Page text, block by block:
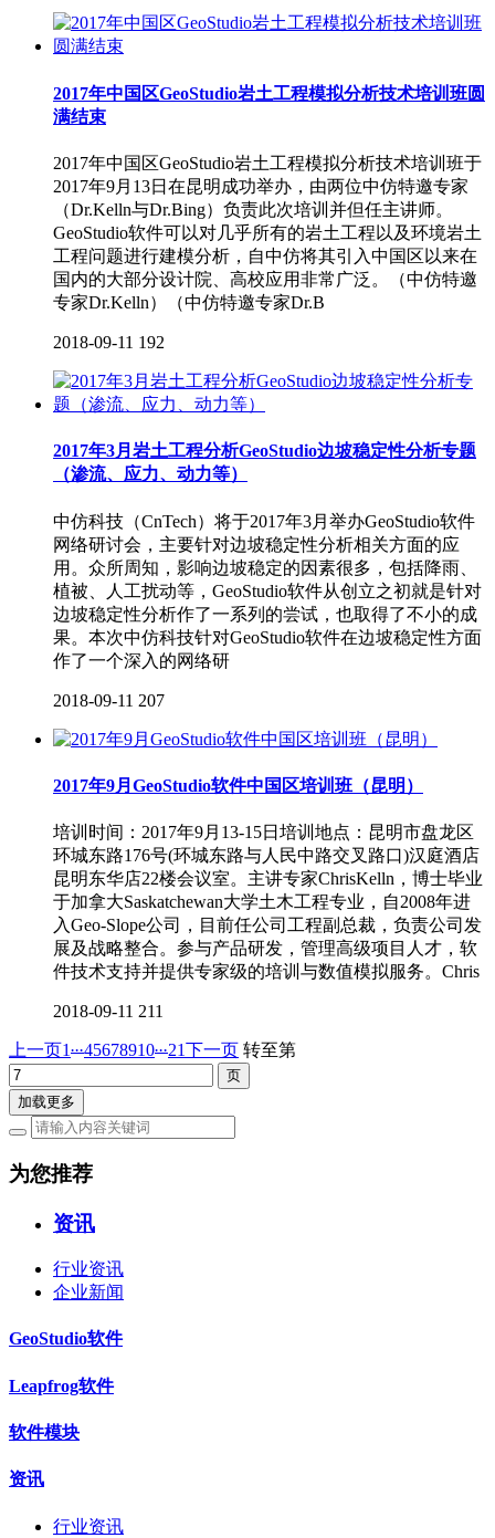
2017年中国区GeoStudio岩土工程模拟分析技术培训班圆
满结束
2017年中国区GeoStudio岩土工程模拟分析技术培训班于
2017年9月13日在昆明成功举办，由两位中仿特邀专家
（Dr.Kelln与Dr.Bing）负责此次培训并但任主讲师。
GeoStudio软件可以对几乎所有的岩土工程以及环境岩土
工程问题进行建模分析，自中仿将其引入中国区以来在
国内的大部分设计院、高校应用非常广泛。（中仿特邀
专家Dr.Kelln）（中仿特邀专家Dr.B
2018-09-11 192
2017年3月岩土工程分析GeoStudio边坡稳定性分析专题
（渗流、应力、动力等）
中仿科技（CnTech）将于2017年3月举办GeoStudio软件
网络研讨会，主要针对边坡稳定性分析相关方面的应
用。众所周知，影响边坡稳定的因素很多，包括降雨、
植被、人工扰动等，GeoStudio软件从创立之初就是针对
边坡稳定性分析作了一系列的尝试，也取得了不小的成
果。本次中仿科技针对GeoStudio软件在边坡稳定性方面
作了一个深入的网络研
2018-09-11 207
2017年9月GeoStudio软件中国区培训班（昆明）
培训时间：2017年9月13-15日培训地点：昆明市盘龙区
环城东路176号(环城东路与人民中路交叉路口)汉庭酒店
昆明东华店22楼会议室。主讲专家ChrisKelln，博士毕业
于加拿大Saskatchewan大学土木工程专业，自2008年进
入Geo-Slope公司，目前任公司工程副总裁，负责公司发
展及战略整合。参与产品研发，管理高级项目人才，软
件技术支持并提供专家级的培训与数值模拟服务。Chris
2018-09-11 211
上一页1...45678910...21下一页 转至第
加载更多
为您推荐
资讯
行业资讯
企业新闻
GeoStudio软件
Leapfrog软件
软件模块
资讯
行业资讯